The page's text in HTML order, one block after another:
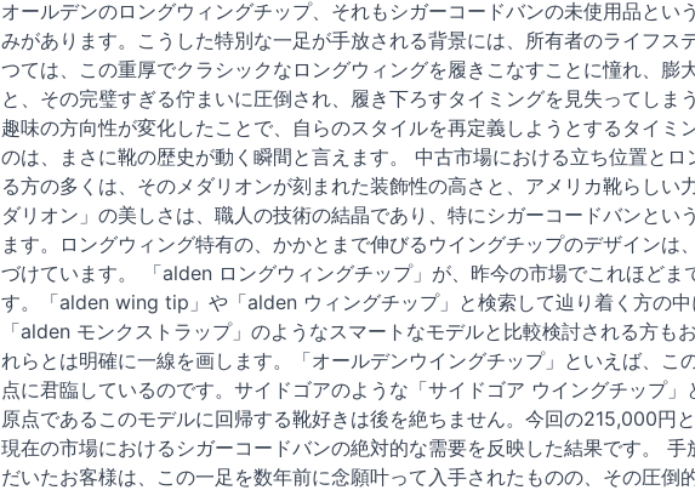
オールデンのロングウィングチップ、それもシガーコードバンの未使用品と
みがあります。こうした特別な一足が手放される背景には、所有者のライフ
つては、この重厚でクラシックなロングウィングを履きこなすことに憧れ、膨
と、その完璧すぎる佇まいに圧倒され、履き下ろすタイミングを見失ってし
趣味の方向性が変化したことで、自らのスタイルを再定義しようとするタイ
のは、まさに靴の歴史が動く瞬間と言えます。 中古市場における立ち位置と
る方の多くは、そのメダリオンが刻まれた装飾性の高さと、アメリカ靴らし
ダリオン」の美しさは、職人の技術の結晶であり、特にシガーコードバンと
ます。ロングウィング特有の、かかとまで伸びるウイングチップのデザイン
づけています。 「alden ロングウィングチップ」が、昨今の市場でこれほど
す。「alden wing tip」や「alden ウィングチップ」と検索して辿り着く方の
「alden モンクストラップ」のようなスマートなモデルと比較検討される方
れらとは明確に一線を画します。「オールデンウイングチップ」といえば、
点に君臨しているのです。サイドゴアのような「サイドゴア ウイングチップ
原点であるこのモデルに回帰する靴好きは後を絶ちません。今回の215,000円
現在の市場におけるシガーコードバンの絶対的な需要を反映した結果です。
だいたお客様は、この一足を数年前に念願叶って入手されたものの、その圧